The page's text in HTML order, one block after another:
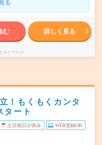
る
む 詳しく見る
マイワーク
！もくもくカンタ
タート
土日祝日が休み WEB登録OK